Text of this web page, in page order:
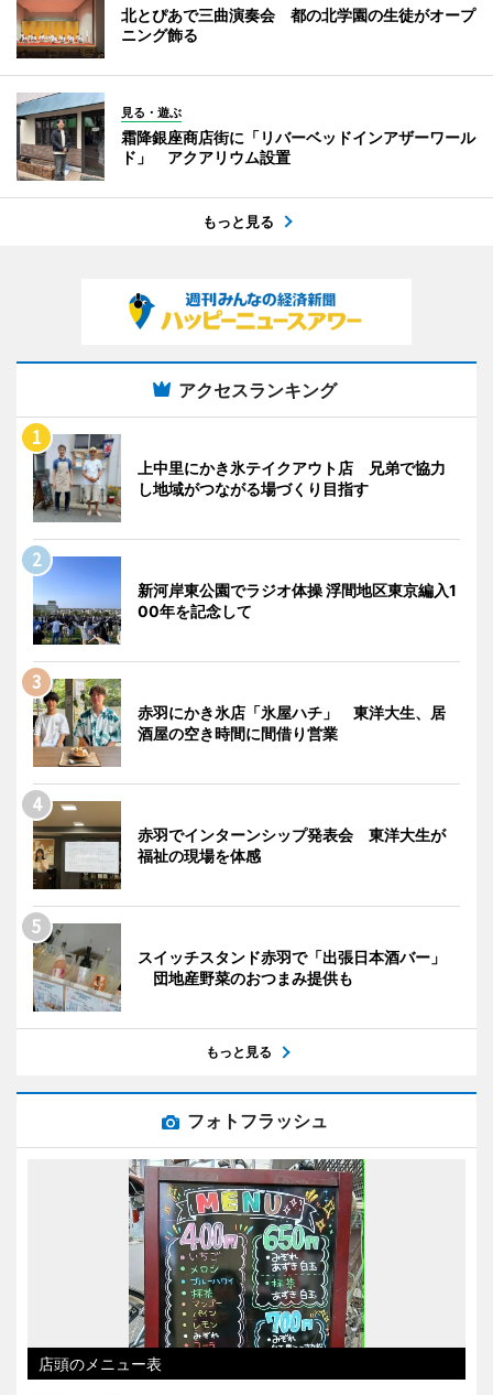
北とぴあで三曲演奏会 都の北学園の生徒がオープ
ニング飾る
見る・遊ぶ
霜降銀座商店街に「リバーベッドインアザーワール
ド」 アクアリウム設置
もっと見る
アクセスランキング
上中里にかき氷テイクアウト店 兄弟で協力
し地域がつながる場づくり目指す
新河岸東公園でラジオ体操 浮間地区東京編入1
00年を記念して
赤羽にかき氷店「氷屋ハチ」 東洋大生、居
酒屋の空き時間に間借り営業
赤羽でインターンシップ発表会 東洋大生が
福祉の現場を体感
スイッチスタンド赤羽で「出張日本酒バー」
団地産野菜のおつまみ提供も
もっと見る
フォトフラッシュ
店頭のメニュー表